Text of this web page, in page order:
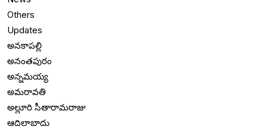
Others
Updates
అనకాపల్లి
అనంతపురం
అన్నమయ్య
అమరావతి
అల్లూరి సీతారామరాజు
ఆదిలాబాదు